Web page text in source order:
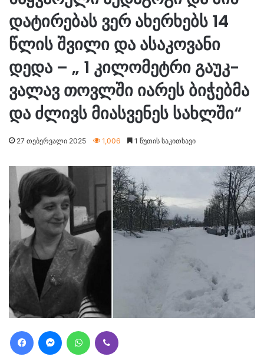
დატირებას ვერ ახერხებს 14
წლის შვილი და ასაკოვანი
დედა – „ 1 კი­ლო­მეტ­რი გა­უკ­
ვა­ლავ თოვლში ია­რეს ბი­ჭებ­მა
და ძლივს მი­ას­ვე­ნეს სახ­ლში“
27 თებერვალი 2025 1,006 1 წუთის საკითხავი
FacebookMessengerWhatsApp